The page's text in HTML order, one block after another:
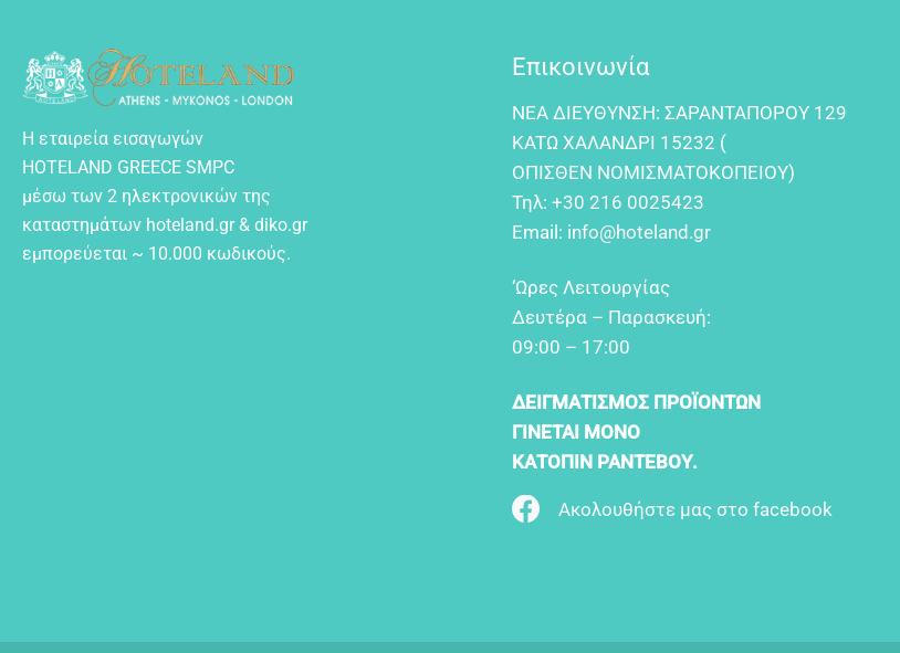
Η εταιρεία εισαγωγών
HOTELAND GREECE SMPC
μέσω των 2 ηλεκτρονικών της
καταστημάτων hoteland.gr & diko.gr
εμπορεύεται ~ 10.000 κωδικούς.
Επικοινωνία
NEA ΔIEYΘYNΣH: ΣAPANTAΠOPOY 129
KATΩ XAΛANΔPI 15232 (
OΠIΣΘEN NOMIΣMATOKOΠEIOY)
Τηλ: +30 216 0025423
Email: info@hoteland.gr
‘Ωρες Λειτουργίας
Δευτέρα – Παρασκευή:
09:00 – 17:00
ΔΕΙΓΜΑΤΙΣΜΟΣ ΠΡΟΪΟΝΤΩΝ
ΓΙΝΕΤΑΙ ΜΟΝΟ
ΚΑΤΟΠΙΝ ΡΑΝΤΕΒΟΥ.
Ακολουθήστε μας στο facebook